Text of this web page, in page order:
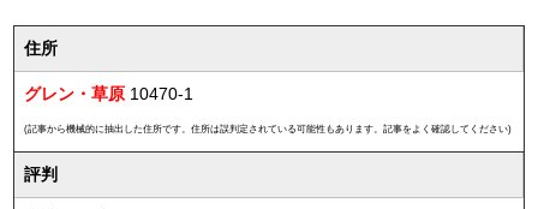
住所
グレン・草原 10470-1
(記事から機械的に抽出した住所です。住所は誤判定されている可能性もあります。記事をよく確認してください)
評判